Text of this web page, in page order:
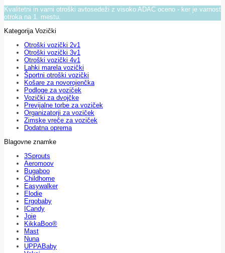
Kvalitetni in varni otroški avtosedeži z visoko ADAC oceno - ker je varnost
otroka na 1. mestu.
Kategorija Vozički
Otroški vozički 2v1
Otroški vozički 3v1
Otroški vozički 4v1
Lahki marela vozički
Športni otroški vozički
Košare za novorojenčka
Podloge za voziček
Vozički za dvojčke
Previjalne torbe za voziček
Organizatorji za voziček
Zimske vreče za voziček
Dodatna oprema
Blagovne znamke
3Sprouts
Aeromoov
Bugaboo
Childhome
Easywalker
Elodie
Ergobaby
ICandy
Joie
KikkaBoo®
Mast
Nuna
UPPABaby